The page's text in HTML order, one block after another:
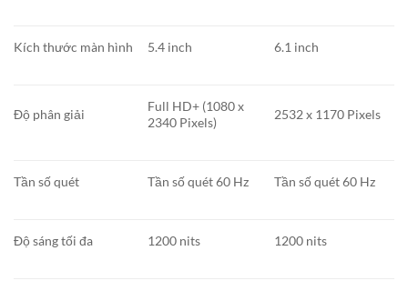
Kích thước màn hình 5.4 inch 6.1 inch
Độ phân giải
Full HD+ (1080 x
2340 Pixels)
2532 x 1170 Pixels
Tần số quét Tần số quét 60 Hz Tần số quét 60 Hz
Độ sáng tối đa 1200 nits 1200 nits